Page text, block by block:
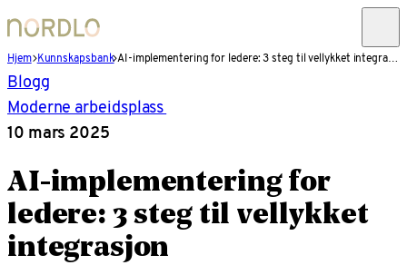
Hjem Kunnskapsbank AI-implementering for ledere: 3 steg til vellykket integrasjon
Blogg
Moderne arbeidsplass
10 mars 2025
AI-implementering for
ledere: 3 steg til vellykket
integrasjon